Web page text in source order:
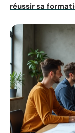
réussir sa